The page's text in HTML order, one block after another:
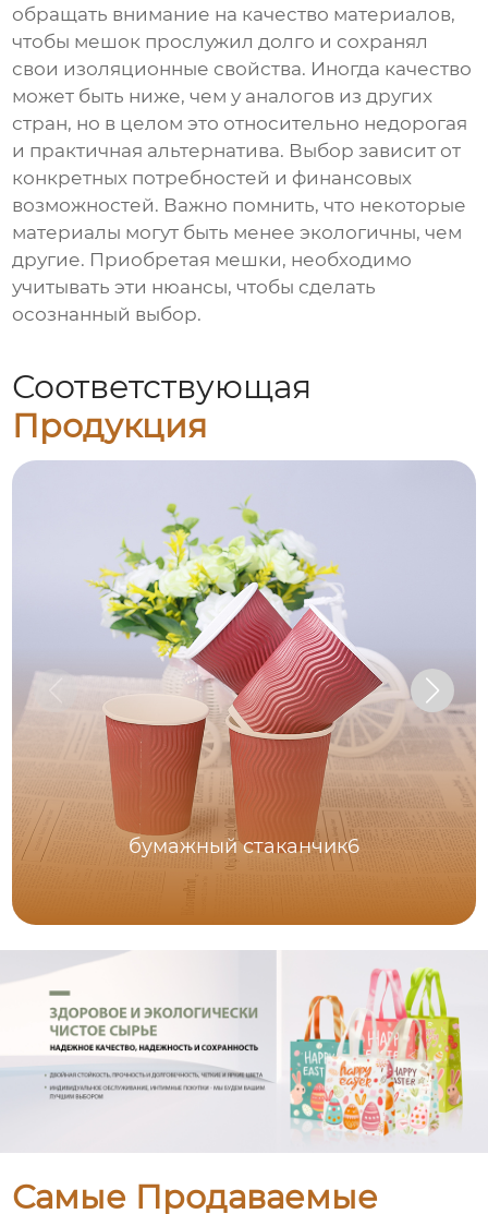
обращать внимание на качество материалов,
чтобы мешок прослужил долго и сохранял
свои изоляционные свойства. Иногда качество
может быть ниже, чем у аналогов из других
стран, но в целом это относительно недорогая
и практичная альтернатива. Выбор зависит от
конкретных потребностей и финансовых
возможностей. Важно помнить, что некоторые
материалы могут быть менее экологичны, чем
другие. Приобретая мешки, необходимо
учитывать эти нюансы, чтобы сделать
осознанный выбор.
Соответствующая
Продукция
бумажный стаканчик6
Самые Продаваемые